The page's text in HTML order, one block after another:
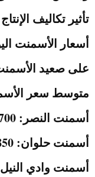
تأثير تكاليف
أسعار الأسمنت
على صعيد
متوسط سعر الأسمنت
أسمنت النصر: 3,700 جنيه للطن.
أسمنت حلوان: 3,850 جنيهًا للطن.
أسمنت وادي النيل: 3,680 جنيهًا